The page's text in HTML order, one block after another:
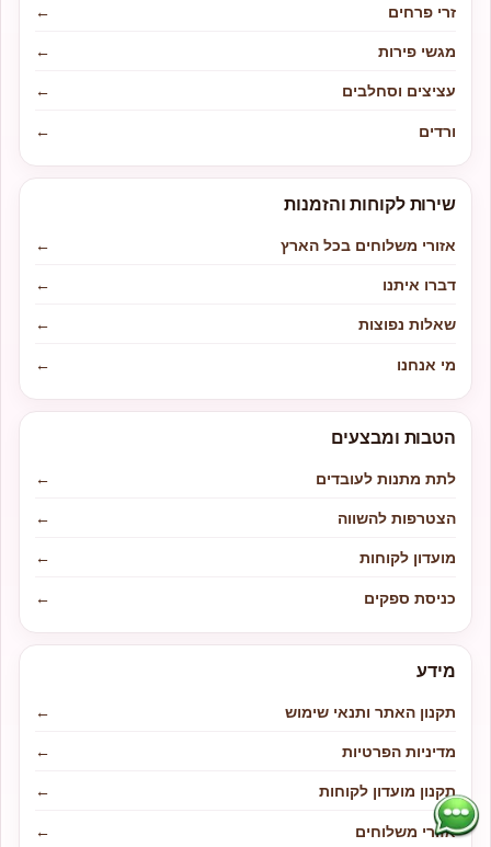
זרי פרחים
←
מגשי פירות
←
עציצים וסחלבים
←
ורדים
←
שירות לקוחות והזמנות
אזורי משלוחים בכל הארץ
←
דברו איתנו
←
שאלות נפוצות
←
מי אנחנו
←
הטבות ומבצעים
לתת מתנות לעובדים
←
הצטרפות להשווה
←
מועדון לקוחות
←
כניסת ספקים
←
מידע
תקנון האתר ותנאי שימוש
←
מדיניות הפרטיות
←
תקנון מועדון לקוחות
←
אזורי משלוחים
←